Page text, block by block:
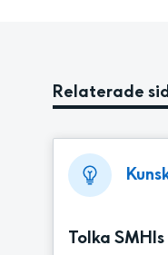
Relaterade
Tolka